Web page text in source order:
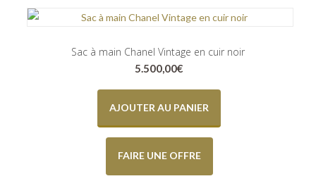
Sac à main Chanel Vintage en cuir noir
5.500,00€
AJOUTER AU PANIER
FAIRE UNE OFFRE